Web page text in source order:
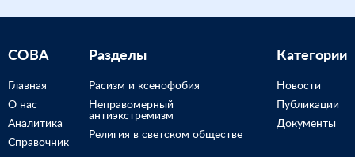
СОВА
Главная
О нас
Аналитика
Справочник
Разделы
Расизм и ксенофобия
Неправомерный
антиэкстремизм
Религия в светском обществе
Категории
Новости
Публикации
Документы